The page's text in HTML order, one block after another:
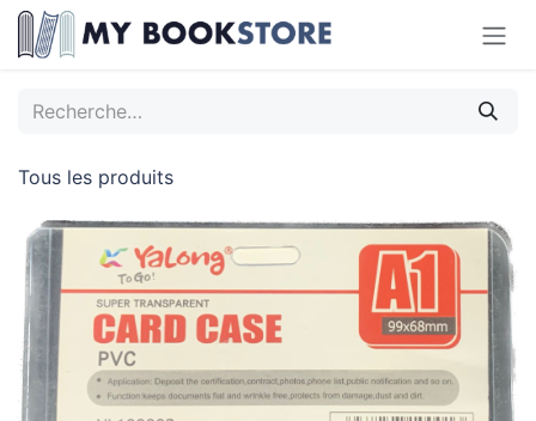
Se rendre au contenu
Tous les produits